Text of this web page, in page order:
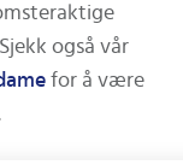
Sjekk også vår
for å være